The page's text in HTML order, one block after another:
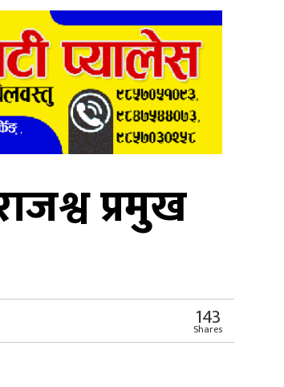
प्रमुख
143
Shares